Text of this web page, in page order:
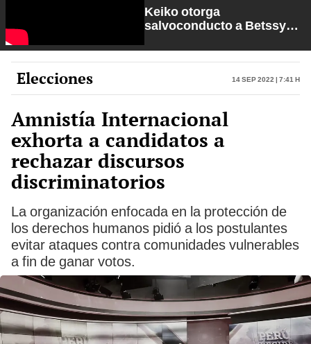
Keiko otorga
salvoconducto a Betssy
Petroperú | Sin Guion con
Rosa María Palacios
Elecciones 14 Sep 2022 | 7:41 h
Amnistía Internacional
exhorta a candidatos a
rechazar discursos
discriminatorios
La organización enfocada en la protección de
los derechos humanos pidió a los postulantes
evitar ataques contra comunidades vulnerables
a fin de ganar votos.